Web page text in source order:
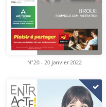
N°20 - 20 janvier 2022